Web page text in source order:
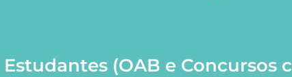
(OAB e Concursos